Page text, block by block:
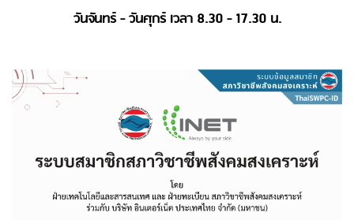
วันจันทร์ - วันศุกร์ เวลา 8.30 - 17.30 น.